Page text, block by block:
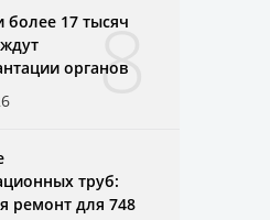
8
более 17 тысяч
органов
труб:
ремонт для 748